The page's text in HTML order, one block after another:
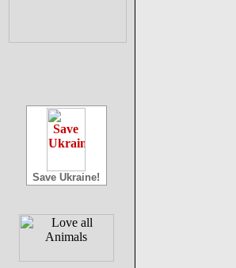
Save Ukraine!